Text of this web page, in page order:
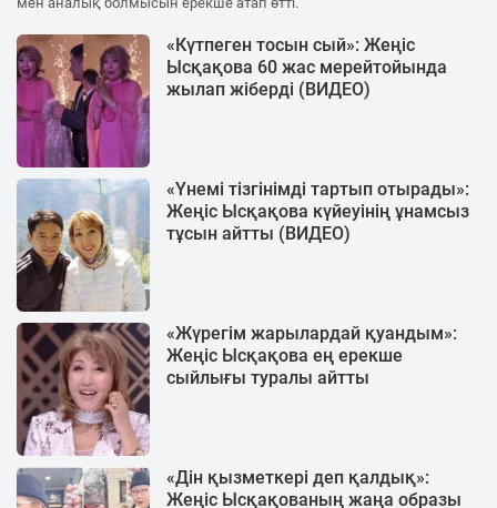
«Күтпеген тосын сый»: Жеңіс
Ысқақова 60 жас мерейтойында
жылап жіберді (ВИДЕО)
«Үнемі тізгінімді тартып отырады»:
Жеңіс Ысқақова күйеуінің ұнамсыз
тұсын айтты (ВИДЕО)
«Жүрегім жарылардай қуандым»:
Жеңіс Ысқақова ең ерекше
сыйлығы туралы айтты
«Дін қызметкері деп қалдық»:
Жеңіс Ысқақованың жаңа образы